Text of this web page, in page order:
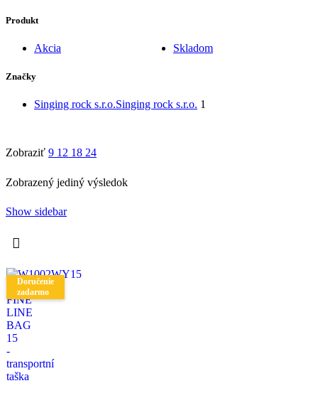
Produkt
Akcia Skladom
Značky
Singing rock s.r.o.Singing rock s.r.o. 1
Zobraziť 9 12 18 24
Zobrazený jediný výsledok
Show sidebar
Doručenie
zadarmo